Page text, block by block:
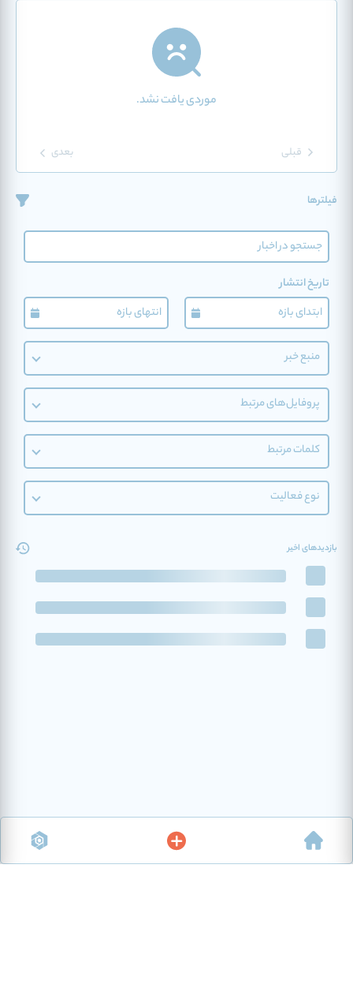
موردی یافت نشد.
قبلی بعدی
فیلترها
تاریخ انتشار
منبع خبر
پروفایل‌های مرتبط
کلمات مرتبط
نوع فعالیت
بازدیدهای اخیر